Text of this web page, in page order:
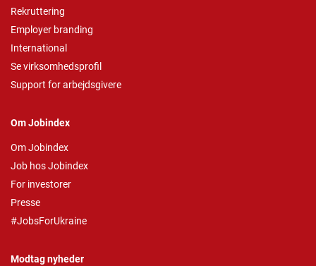
Rekruttering
Employer branding
International
Se virksomhedsprofil
Support for arbejdsgivere
Om Jobindex
Om Jobindex
Job hos Jobindex
For investorer
Presse
#JobsForUkraine
Modtag nyheder